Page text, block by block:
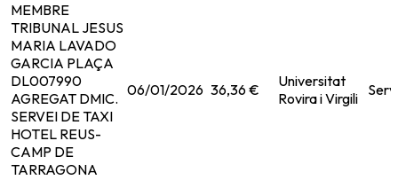
MEMBRE
TRIBUNAL JESUS
MARIA LAVADO
GARCIA PLAÇA
DL007990
AGREGAT DMIC.
SERVEI DE TAXI
HOTEL REUS-
CAMP DE
TARRAGONA
06/01/2026 36,36 €
Universitat
Rovira i Virgili